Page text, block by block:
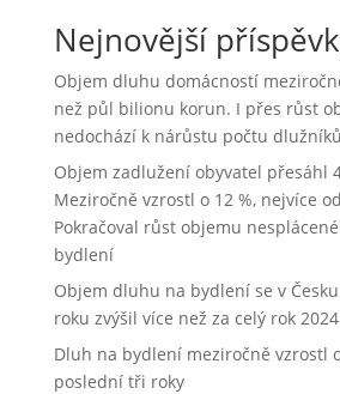
Nejnovější
Objem dluhu domácností
než půl bilionu korun. I přes růst
nedochází k nárůstu počtu dlužníků
Objem zadlužení obyvatel přesáhl
Meziročně vzrostl o 12 %, nejvíce
Pokračoval růst objemu
bydlení
Objem dluhu na bydlení se v
roku zvýšil více než za celý rok 2024
Dluh na bydlení meziročně vzrostl
poslední tři roky